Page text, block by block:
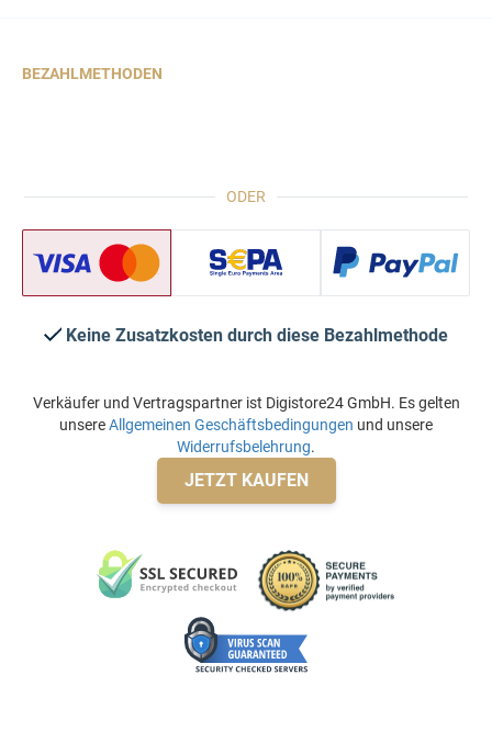
ODER
BEZAHLMETHODEN
Keine Zusatzkosten durch diese Bezahlmethode
Verkäufer und Vertragspartner ist Digistore24 GmbH. Es gelten
unsereAllgemeinen Geschäftsbedingungen und unsere
Widerrufsbelehrung.
JETZT KAUFEN